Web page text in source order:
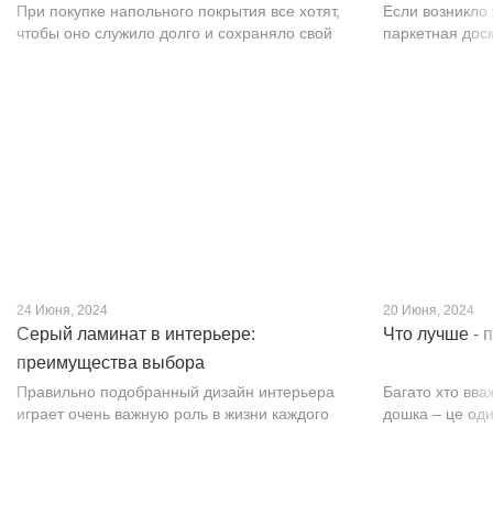
от PROFLOOR
При покупке напольного покрытия все хотят,
чтобы оно служило долго и сохраняло свой
Если
паркетная
24 Июня, 2024
Серый ламинат в интерьере:
преимущества выбора
Правильно подобранный дизайн интерьера
играет очень важную роль в жизни каждого
20 Июня, 2024
Что лучше -
Багато хто
дошка – це